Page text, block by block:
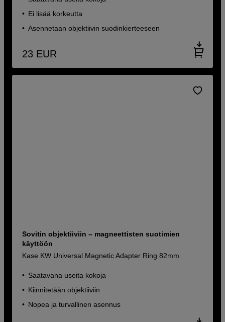
Ei lisää korkeutta
Asennetaan objektiivin suodinkierteeseen
23 EUR
Sovitin objektiiviin – magneettisten suotimien
käyttöön
Kase KW Universal Magnetic Adapter Ring 82mm
Saatavana useita kokoja
Kiinnitetään objektiiviin
Nopea ja turvallinen asennus